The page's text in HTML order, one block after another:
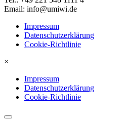
Email: info@umiwi.de
Impressum
Datenschutzerklärung
Cookie-Richtlinie
×
Impressum
Datenschutzerklärung
Cookie-Richtlinie